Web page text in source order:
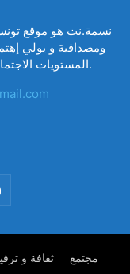
نسمة.نت هو موقع
ومصداقية و يولي
المستويات الاجتماعية ، السياسيّة ، الاقتصادية و الرياضية.
ثقافة و مجتمع